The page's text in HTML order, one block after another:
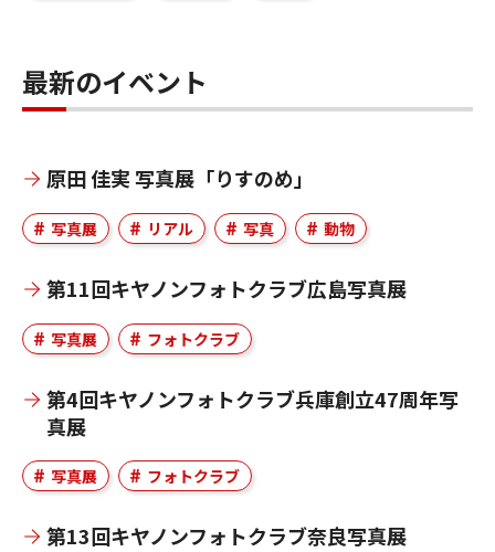
最新のイベント
原田 佳実 写真展「りすのめ」
写真展 リアル 写真 動物
第11回キヤノンフォトクラブ広島写真展
写真展 フォトクラブ
第4回キヤノンフォトクラブ兵庫創立47周年写
真展
写真展 フォトクラブ
第13回キヤノンフォトクラブ奈良写真展